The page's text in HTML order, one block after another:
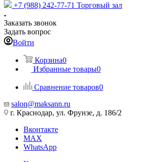
+7 (988) 242-77-71 Торговый зал
Заказать звонок
Задать вопрос
Войти
Корзина0
Избранные товары0
Сравнение товаров0
salon@maksann.ru
г. Краснодар, ул. Фрунзе, д. 186/2
Вконтакте
MAX
WhatsApp